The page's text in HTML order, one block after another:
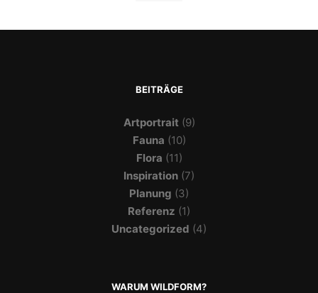
BEITRÄGE
Artportrait(9)
Fauna (10)
Flora (11)
Inspiration (7)
Planung (3)
Referenz (1)
Uncategorized (4)
WARUM WILDFORM?